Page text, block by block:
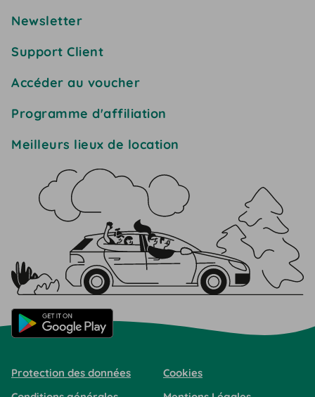
Newsletter
Support Client
Accéder au voucher
Programme d'affiliation
Meilleurs lieux de location
Protection des données
Cookies